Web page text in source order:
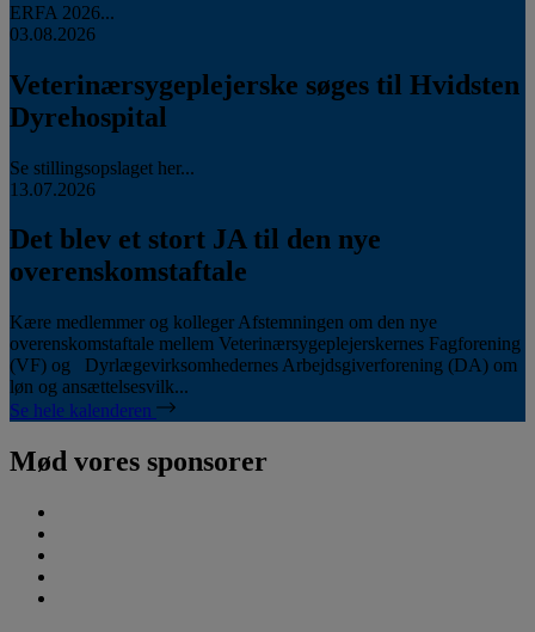
ERFA 2026...
03.08.2026
Veterinærsygeplejerske søges til Hvidsten
Dyrehospital
Se stillingsopslaget her...
13.07.2026
Det blev et stort JA til den nye
overenskomstaftale
Kære medlemmer og kolleger Afstemningen om den nye
overenskomstaftale mellem Veterinærsygeplejerskernes Fagforening
(VF) og Dyrlægevirksomhedernes Arbejdsgiverforening (DA) om
løn og ansættelsesvilk...
Se hele kalenderen
Mød vores sponsorer